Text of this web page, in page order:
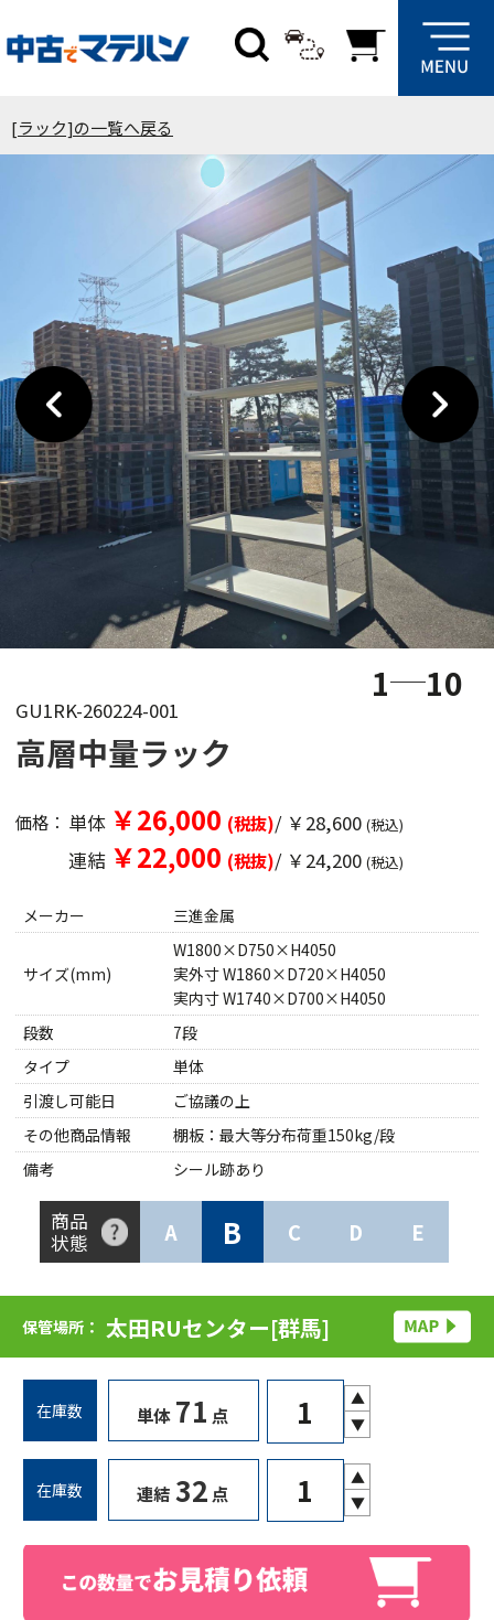
[ラック]の一覧へ戻る
1 10
GU1RK-260224-001
高層中量ラック
価格： 単体 ￥26,000 (税抜)/ ￥28,600 (税込)
連結 ￥22,000 (税抜)/ ￥24,200 (税込)
メーカー 三進金属
サイズ(mm)
W1800×D750×H4050
実外寸 W1860×D720×H4050
実内寸 W1740×D700×H4050
段数
7段
タイプ
単体
引渡し可能日
ご協議の上
その他商品情報
棚板：最大等分布荷重150kg/段
備考
シール跡あり
商品
状態
A B C D E
保管場所： 太田RUセンター[群馬]
在庫数 単体 71 点
▲
▼
在庫数 連結 32 点
▲
▼